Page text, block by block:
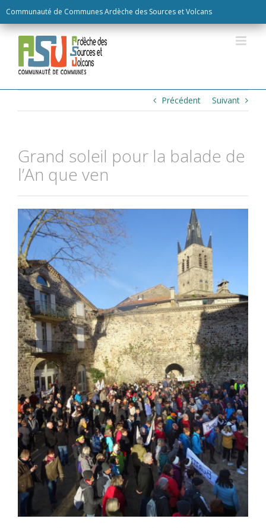
Communauté de Communes Ardèche des Sources et Volcans
to
content
Précédent Suivant
Grand soleil pour la balade de
l’An que ven